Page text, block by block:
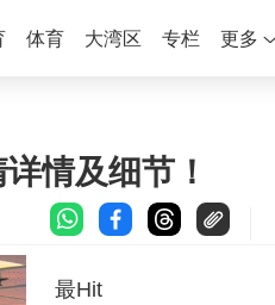
体育 大湾区 专栏 更多
情及细节！
最Hit